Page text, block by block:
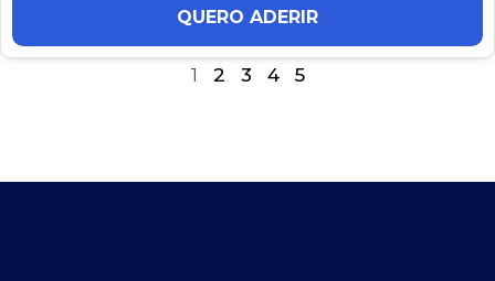
QUERO ADERIR
1 2 3 4 5